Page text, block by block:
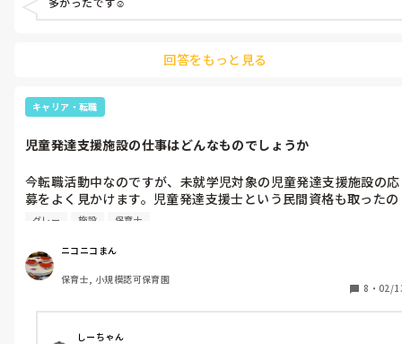
回答をもっと見る
キャリア・転職
児童発達支援施設の仕事はどんなものでしょうか
今転職活動中なのですが、未就学児対象の児童発達支援施設の応
募をよく見かけます。児童発達支援士という民間資格も取ったの
で、興味はあるのですが、業務内容としてはどんな感じなのかな
さとかこんなもんじゃないんだろうなぁと思いながらやってたり
します。
ここで働くための心づもりなどでも構いません、教えていただけ
グレー 施設 保育士
ニコニコまん
保育士, 小規模認可保育園
8 ・ 02/
しーちゃん